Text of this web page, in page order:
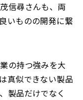
信尋さんも、両
いものの開発に繋
の持つ強みを大
真似できない製品
製品だけでなく